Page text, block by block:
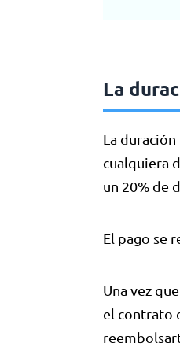
La
La
cualquiera
un 20% de
El pago se
Una vez
el contrato